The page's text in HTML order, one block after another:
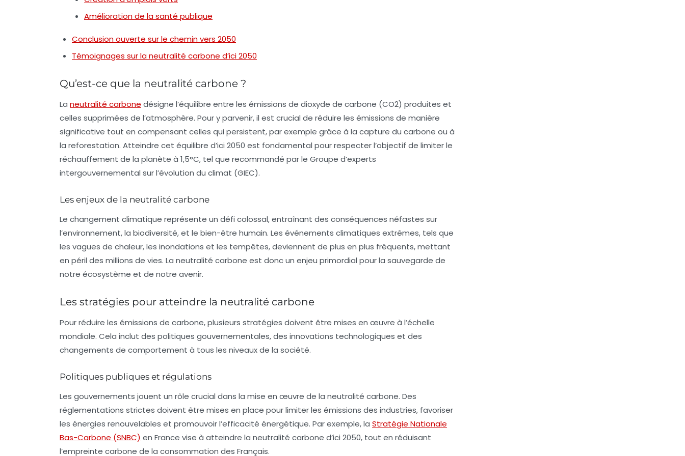
Amélioration de la santé publique
Conclusion ouverte sur le chemin vers 2050
Témoignages sur la neutralité carbone d’ici 2050
Qu’est-ce que la neutralité carbone ?
La neutralité carbone désigne l’équilibre entre les émissions de dioxyde de carbone (CO2) produites et
celles supprimées de l’atmosphère. Pour y parvenir, il est crucial de réduire les émissions de manière
significative tout en compensant celles qui persistent, par exemple grâce à la capture du carbone ou à
la reforestation. Atteindre cet équilibre d’ici 2050 est fondamental pour respecter l’objectif de limiter le
réchauffement de la planète à 1,5°C, tel que recommandé par le Groupe d’experts
intergouvernemental sur l’évolution du climat (GIEC).
Les enjeux de la neutralité carbone
Le changement climatique représente un défi colossal, entraînant des conséquences néfastes sur
l’environnement, la biodiversité, et le bien-être humain. Les événements climatiques extrêmes, tels que
les vagues de chaleur, les inondations et les tempêtes, deviennent de plus en plus fréquents, mettant
en péril des millions de vies. La neutralité carbone est donc un enjeu primordial pour la sauvegarde de
notre écosystème et de notre avenir.
Les stratégies pour atteindre la neutralité carbone
Pour réduire les émissions de carbone, plusieurs stratégies doivent être mises en œuvre à l’échelle
mondiale. Cela inclut des politiques gouvernementales, des innovations technologiques et des
changements de comportement à tous les niveaux de la société.
Politiques publiques et régulations
Les gouvernements jouent un rôle crucial dans la mise en œuvre de la neutralité carbone. Des
réglementations strictes doivent être mises en place pour limiter les émissions des industries, favoriser
les énergies renouvelables et promouvoir l’efficacité énergétique. Par exemple, la Stratégie Nationale
Bas-Carbone (SNBC) en France vise à atteindre la neutralité carbone d’ici 2050, tout en réduisant
l’empreinte carbone de la consommation des Français.